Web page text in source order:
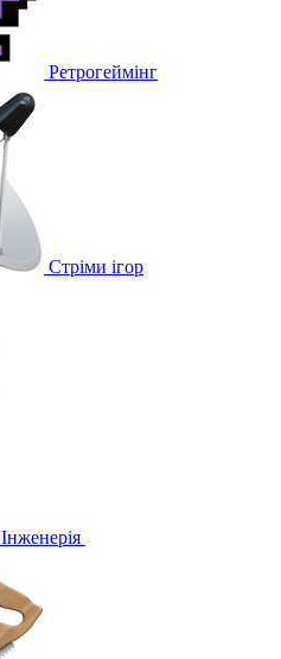
Ретрогеймінг
Стріми ігор
Інженерія